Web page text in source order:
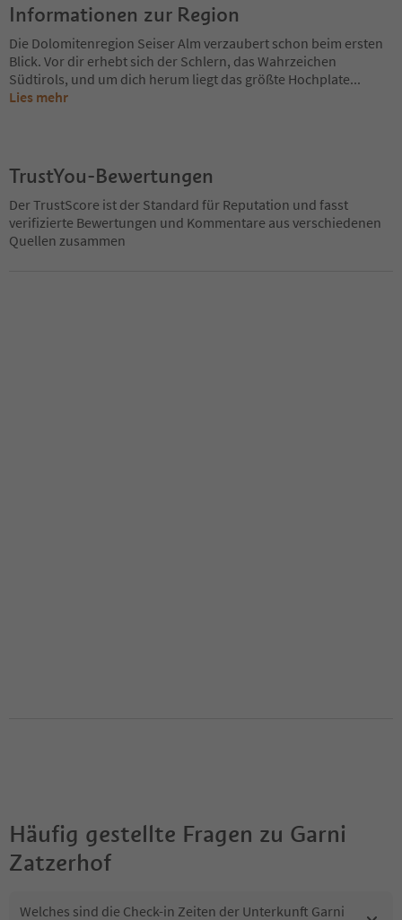
Informationen zur Region
Die Dolomitenregion Seiser Alm verzaubert schon beim ersten
Blick. Vor dir erhebt sich der Schlern, das Wahrzeichen
Südtirols, und um dich herum liegt das größte Hochplate...
Lies mehr
TrustYou-Bewertungen
Der TrustScore ist der Standard für Reputation und fasst
verifizierte Bewertungen und Kommentare aus verschiedenen
Quellen zusammen
Häufig gestellte Fragen zu Garni
Zatzerhof
Welches sind die Check-in Zeiten der Unterkunft Garni